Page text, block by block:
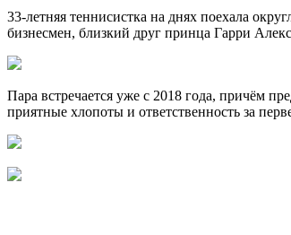
33-летняя теннисистка на днях поехала
бизнесмен, близкий друг принца Гарри
Пара встречается уже с 2018 года, причём
приятные хлопоты и ответственность за